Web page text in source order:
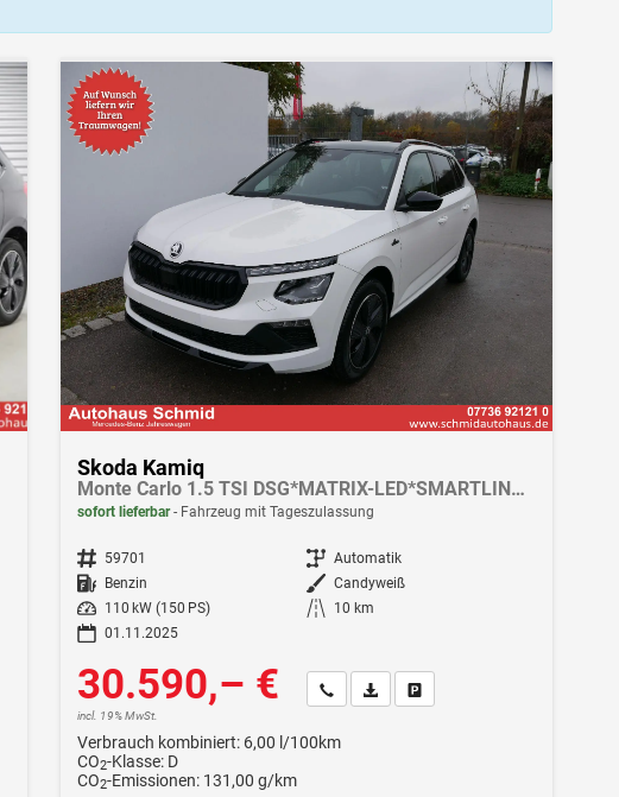
Skoda Kamiq
Monte Carlo 1.5 TSI DSG*MATRIX-LED*SMARTLINK*PDC-HI*TEMPOMAT*SHZ*17-ZOLL
sofort lieferbar Fahrzeug mit Tageszulassung
Fahrzeugnr. 59701 Getriebe Automatik
Kraftstoff Benzin Außenfarbe Candyweiß
Leistung
110 kW (150 PS) Kilometerstand
10 km
01.11.2025
30.590,– €
incl. 19% MwSt.
Wir rufen Sie an
Fahrzeugexposé (PDF)
Fahrzeug parken
Verbrauch kombiniert: 6,00 l/100km
CO2-Klasse: D
CO2-Emissionen: 131,00 g/km